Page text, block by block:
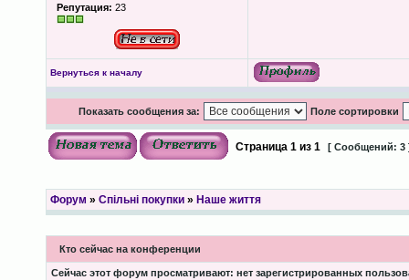
Репутация: 23
Вернуться к началу
Показать сообщения за: Поле сортировки
Страница 1из 1 [ Сообщений: 3
Форум » Спільні покупки» Наше життя
Кто сейчас на конференции
Сейчас этот форум просматривают: нет зарегистрированных